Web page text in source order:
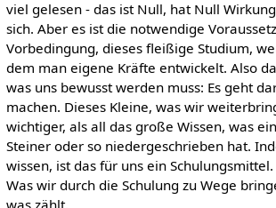
viel gelesen - das ist Null, hat Null
sich. Aber es ist die notwendige
Vorbedingung, dieses fleißige Studium,
dem man eigene Kräfte entwickelt. Also
was uns bewusst werden muss: Es geht
machen. Dieses Kleine, was wir
wichtiger, als all das große Wissen, was
Steiner oder so niedergeschrieben hat.
wissen, ist das für uns ein
Was wir durch die Schulung zu Wege
was zählt.